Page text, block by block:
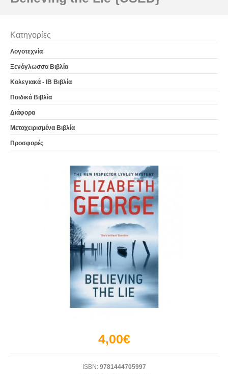
Κατηγορίες
Λογοτεχνία
Ξενόγλωσσα Βιβλία
Κολεγιακά - IB Βιβλία
Παιδικά Βιβλία
Διάφορα
Μεταχειρισμένα Βιβλία
Προσφορές
4,00€
ISBN:9781444705997